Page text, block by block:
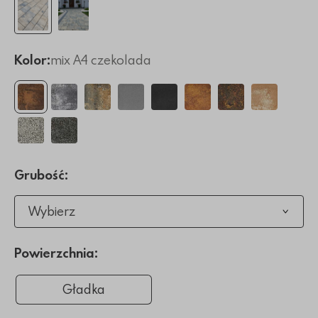
Kolor:mix A4 czekolada
Grubość:
Wybierz
Powierzchnia:
Gładka